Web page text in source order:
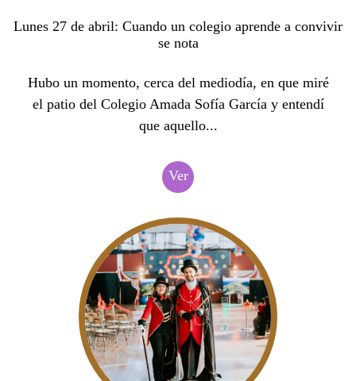
Lunes 27 de abril: Cuando un colegio aprende a convivir
se nota
Hubo un momento, cerca del mediodía, en que miré
el patio del Colegio Amada Sofía García y entendí
que aquello...
Ver